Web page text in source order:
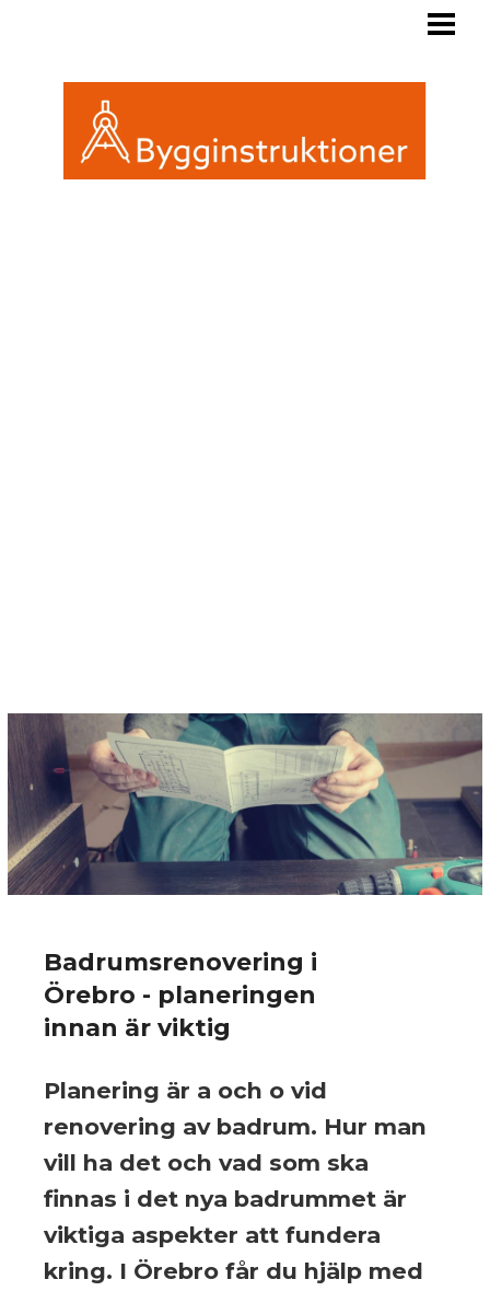
ATTEFALL ELLER FRIGGEBOD
INREDA EN FRIGGEBOD
Badrumsrenovering i
Örebro - planeringen
innan är viktig
Planering är a och o vid
renovering av badrum. Hur man
vill ha det och vad som ska
finnas i det nya badrummet är
viktiga aspekter att fundera
kring. I Örebro får du hjälp med